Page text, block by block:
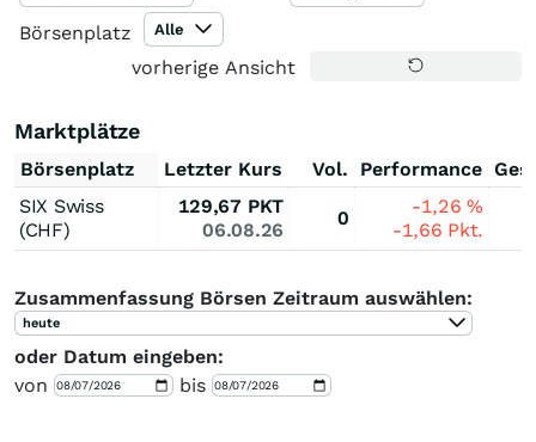
Börsenplatz Alle
vorherige Ansicht
Marktplätze
Börsenplatz Letzter Kurs Vol. Performance
SIX Swiss
(CHF)
129,67 PKT
06.08.26
0
-1,26%
-1,66 Pkt.
Zusammenfassung Börsen Zeitraum auswählen:
heute
oder Datum eingeben:
von
bis